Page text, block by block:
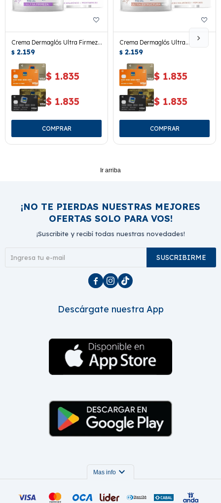
Crema Dermaglós Ultra Firmeza
Noche 50 Grs.
$ 2.159
$ 1.835
$ 1.835
Crema Dermaglós Ultra
Estructura Noche 50 Grs.
$ 2.159
$ 1.835
$ 1.835
Ir arriba
¡NO TE PIERDAS NUESTRAS MEJORES
OFERTAS SOLO PARA VOS!
¡Suscribite y recibí todas nuestras novedades!
SUSCRIBIRME
  
Descárgate nuestra App
Mas info expand_more